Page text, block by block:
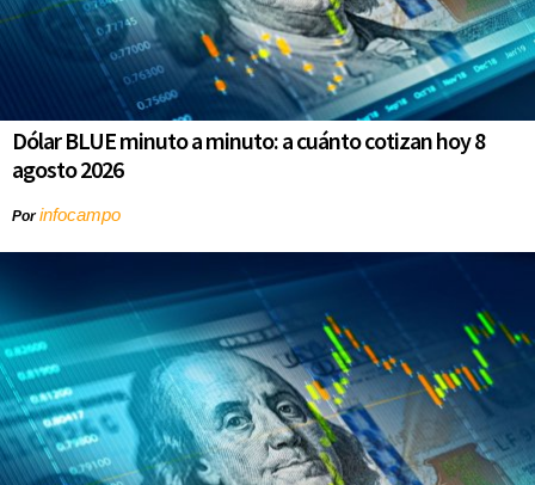
Dólar BLUE minuto a minuto: a cuánto cotizan hoy 8
agosto 2026
Porinfocampo